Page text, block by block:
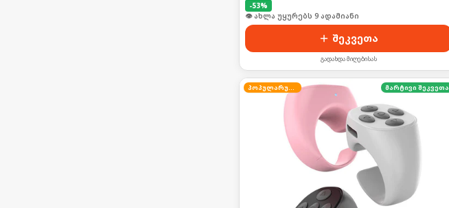
-53%
🛒 ბოლო 24სთ-ში იყიდა 16-მა
შეკვეთა
გადახდა მიღებისას
პოპულარული მარტივი შეკვეთა